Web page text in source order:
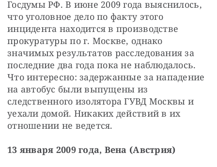
Госдумы РФ. В июне 2009 года выяснилось,
что уголовное дело по факту этого
инцидента находится в производстве
прокуратуры по г. Москве, однако
значимых результатов расследования за
последние два года пока не наблюдалось.
Что интересно: задержанные за нападение
на автобус были выпущены из
следственного изолятора ГУВД Москвы и
уехали домой. Никаких действий в их
отношении не ведется.
13 января 2009 года, Вена (Австрия)